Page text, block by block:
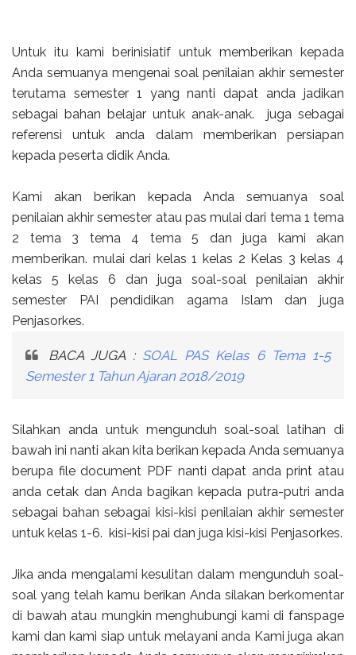
Untuk itu kami berinisiatif untuk memberikan kepada
Anda semuanya mengenai soal penilaian akhir semester
terutama semester 1 yang nanti dapat anda jadikan
sebagai bahan belajar untuk anak-anak. juga sebagai
referensi untuk anda dalam memberikan persiapan
kepada peserta didik Anda.
Kami akan berikan kepada Anda semuanya soal
penilaian akhir semester atau pas mulai dari tema 1 tema
2 tema 3 tema 4 tema 5 dan juga kami akan
memberikan. mulai dari kelas 1 kelas 2 Kelas 3 kelas 4
kelas 5 kelas 6 dan juga soal-soal penilaian akhir
semester PAI pendidikan agama Islam dan juga
Penjasorkes.
BACA JUGA : SOAL PAS Kelas 6 Tema 1-5
Semester 1 Tahun Ajaran 2018/2019
Silahkan anda untuk mengunduh soal-soal latihan di
bawah ini nanti akan kita berikan kepada Anda semuanya
berupa file document PDF nanti dapat anda print atau
anda cetak dan Anda bagikan kepada putra-putri anda
sebagai bahan sebagai kisi-kisi penilaian akhir semester
untuk kelas 1-6. kisi-kisi pai dan juga kisi-kisi Penjasorkes.
Jika anda mengalami kesulitan dalam mengunduh soal-
soal yang telah kamu berikan Anda silakan berkomentar
di bawah atau mungkin menghubungi kami di fanspage
kami dan kami siap untuk melayani anda Kami juga akan